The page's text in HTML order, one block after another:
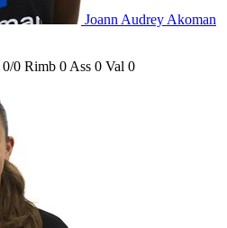
Joann Audrey Akoman
0/0 Rimb 0 Ass 0 Val 0